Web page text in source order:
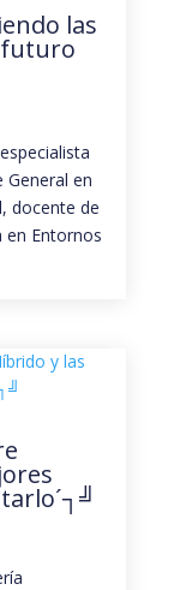
las
en
docente de
en Entornos